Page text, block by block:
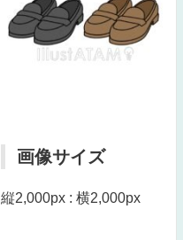
画像サイズ
縦2,000px : 横2,000px